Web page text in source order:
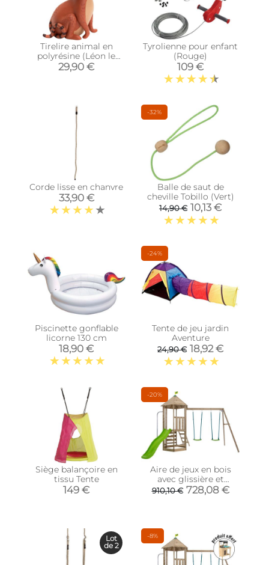
Tirelire animal en
polyrésine (Léon le
singe)
29,90 €
Tyrolienne pour enfant
(Rouge)
109 €
Corde lisse en chanvre
33,90 €
-32%
Balle de saut de
cheville Tobillo (Vert)
14,90 € 10,13 €
Piscinette gonflable
licorne 130 cm
18,90 €
-24%
Tente de jeu jardin
Aventure
24,90 € 18,92 €
Siège balançoire en
tissu Tente
149 €
-20%
Aire de jeux en bois
avec glissière et
portique Castelwood
910,10 € 728,08 €
Lot
de 2
-8%